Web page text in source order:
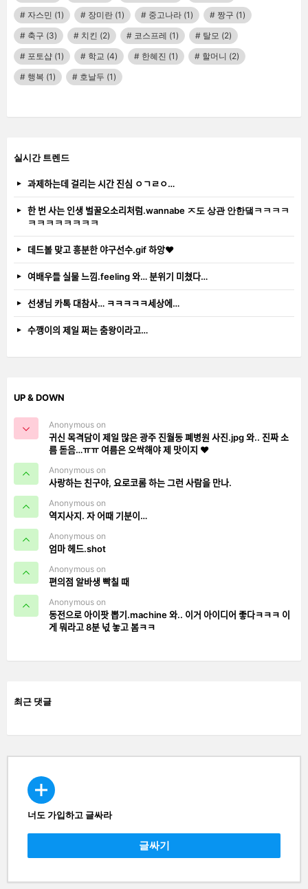
자스민 (1) 장미란 (1) 중고나라 (1) 짱구 (1)
축구 (3) 치킨 (2) 코스프레 (1) 탈모 (2)
포토샵 (1) 학교 (4) 한혜진 (1) 할머니 (2)
행복 (1) 호날두 (1)
실시간 트렌드
과제하는데 걸리는 시간 진심 ㅇㄱㄹㅇ…
한 번 사는 인생 벌꿀오소리처럼.wannabe ㅈ도 상관 안한댘ㅋㅋㅋㅋ
ㅋㅋㅋㅋㅋㅋㅋㅋ
데드볼 맞고 흥분한 야구선수.gif 하앙❤️
여배우들 실물 느낌.feeling 와… 분위기 미쳤다…
선생님 카톡 대참사… ㅋㅋㅋㅋㅋ세상에…
수깽이의 제일 쩌는 춤왕이라고…
UP & DOWN
Anonymous on
귀신 목격담이 제일 많은 광주 진월동 폐병원 사진.jpg 와.. 진짜 소
름 돋음…ㅠㅠ 여름은 오싹해야 제 맛이지 ❤️
Anonymous on
사랑하는 친구야, 요로코롬 하는 그런 사람을 만나.
Anonymous on
역지사지. 자 어때 기분이…
Anonymous on
엄마 헤드.shot
Anonymous on
편의점 알바생 빡칠 때
Anonymous on
동전으로 아이팟 뽑기.machine 와.. 이거 아이디어 좋다ㅋㅋㅋ 이
게 뭐라고 8분 넋 놓고 봄ㅋㅋ
최근 댓글
CREATE
너도 가입하고 글싸라
글싸기